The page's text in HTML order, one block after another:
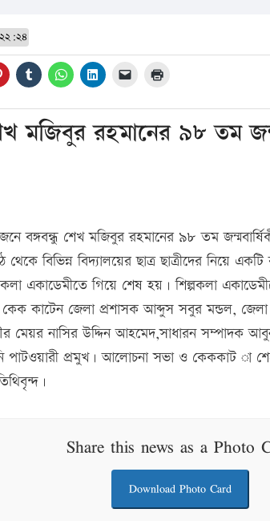
২২:২৪
মজিবুর রহমানের ৯৮ তম
বঙ্গবন্ধু শেখ মজিবুর রহমানের ৯৮ তম
বিভিন্ন বিদ্যালয়ের ছাত্র ছাত্রীদের নিয়ে
একাডেমীতে গিয়ে শেষ হয়। শিল্পকলা
কেক কাটেন জেলা প্রশাসক আব্দুস সবুর মন্ডল,
মেয়র নাসির উদ্দিন আহমেদ,সাধারন সম্পাদক
পাটওয়ারী প্রমুখ। আলোচনা সভা ও কেককাট া শেষে
Share this news as a Photo
Download Photo Card